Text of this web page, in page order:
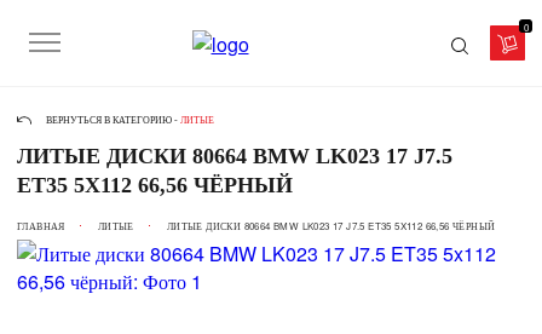
0
ВЕРНУТЬСЯ В КАТЕГОРИЮ - ЛИТЫЕ
ЛИТЫЕ ДИСКИ 80664 BMW LK023 17 J7.5
ET35 5X112 66,56 ЧЁРНЫЙ
ГЛАВНАЯ ЛИТЫЕ ЛИТЫЕ ДИСКИ 80664 BMW LK023 17 J7.5 ET35 5X112 66,56 ЧЁРНЫЙ